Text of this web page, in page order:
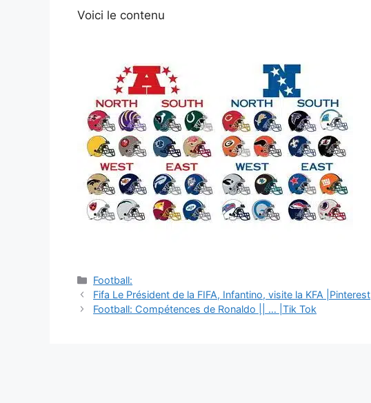
Voici le contenu
Catégories
Football:
Navigation
des
Fifa Le Président de la FIFA, Infantino, visite la KFA |Pinterest
Football: Compétences de Ronaldo || … |Tik Tok